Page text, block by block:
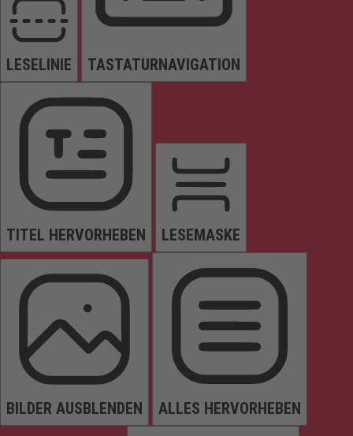
LESELINIE TASTATURNAVIGATION
TITEL HERVORHEBEN LESEMASKE
BILDER AUSBLENDEN ALLES HERVORHEBEN